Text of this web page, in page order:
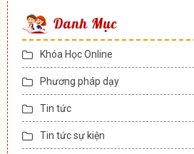
Danh Mục
Khóa Học Online
Phương pháp dạy
Tin tức
Tin tức sự kiện